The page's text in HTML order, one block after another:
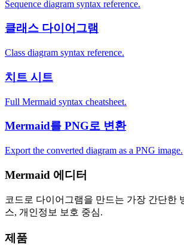
Sequence diagram syntax reference.
클래스 다이어그램
Class diagram syntax reference.
치트 시트
Full Mermaid syntax cheatsheet.
Mermaid를 PNG로 변환
Export the converted diagram as a PNG image.
Mermaid 에디터
코드로 다이어그램을 만드는 가장 간단한
스, 개인정보 보호 중심.
제품